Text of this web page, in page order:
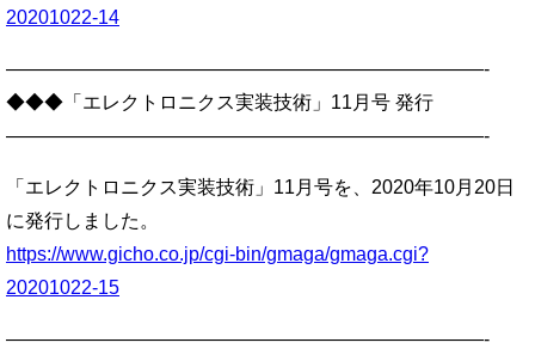
20201022-14
—————————————————————————-
◆◆◆「エレクトロニクス実装技術」11月号 発行
—————————————————————————-
「エレクトロニクス実装技術」11月号を、2020年10月20日
に発行しました。
https://www.gicho.co.jp/cgi-bin/gmaga/gmaga.cgi?
20201022-15
—————————————————————————-